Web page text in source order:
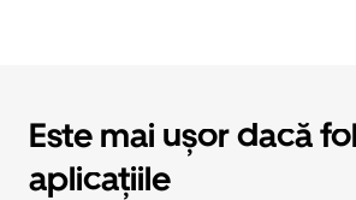
Este mai ușor dacă
aplicațiile